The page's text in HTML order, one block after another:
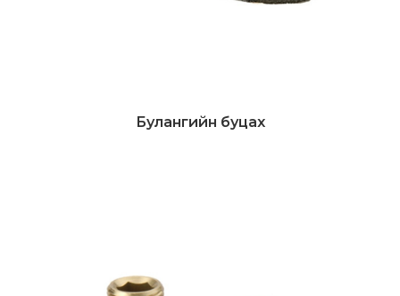
ДэлгэрэнгүйБулангийн буцах